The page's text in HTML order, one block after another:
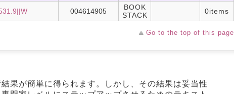
004614905
BOOK
STACK
0items
Go to the top of this page
果が簡単に得られます。しかし、その結果は妥当性